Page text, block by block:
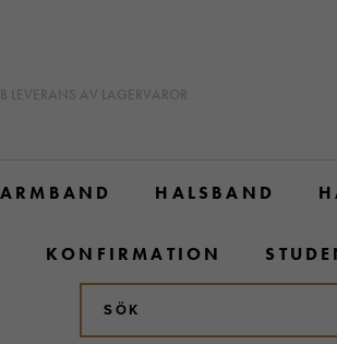
LEVERANS AV LAGERVAROR
ARMBAND HALSBAND
KONFIRMATION